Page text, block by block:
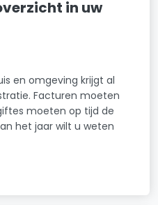
in uw
en omgeving krijgt al
Facturen moeten
moeten op tijd de
het jaar wilt u weten